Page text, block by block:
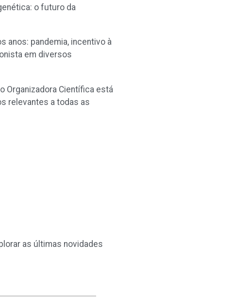
o futuro da
anos: pandemia, incentivo à
em diversos
Organizadora Científica está
relevantes a todas as
as últimas novidades